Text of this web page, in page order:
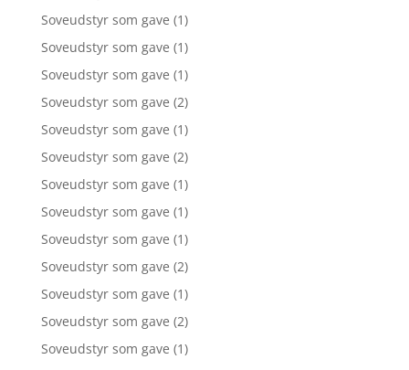
Soveudstyr som gave (1)
Soveudstyr som gave (1)
Soveudstyr som gave (1)
Soveudstyr som gave (2)
Soveudstyr som gave (1)
Soveudstyr som gave (2)
Soveudstyr som gave (1)
Soveudstyr som gave (1)
Soveudstyr som gave (1)
Soveudstyr som gave (2)
Soveudstyr som gave (1)
Soveudstyr som gave (2)
Soveudstyr som gave (1)